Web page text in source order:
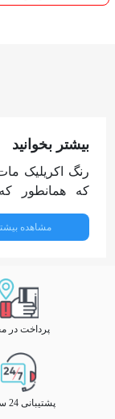
بیشتر بخوانید
رنگ اکریلیک
که همانطور
دلیل ظاهر
ظاهر بدون
انعکاس نور
رنگ‌شده ظاهری
برای
مشاهده
پرداخت در
پشتیبانی 24 ساعته